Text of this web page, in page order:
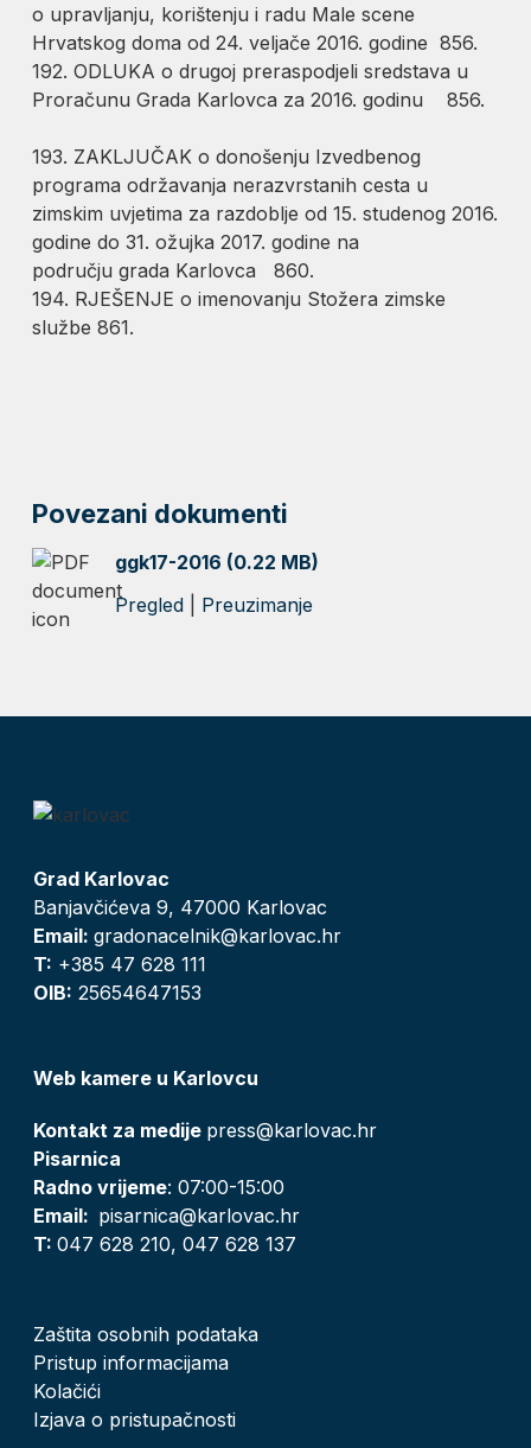
o upravljanju, korištenju i radu Male scene
Hrvatskog doma od 24. veljače 2016. godine 856.
192. ODLUKA o drugoj preraspodjeli sredstava u
Proračunu Grada Karlovca za 2016. godinu 856.
193. ZAKLJUČAK o donošenju Izvedbenog
programa održavanja nerazvrstanih cesta u
zimskim uvjetima za razdoblje od 15. studenog 2016.
godine do 31. ožujka 2017. godine na
području grada Karlovca 860.
194. RJEŠENJE o imenovanju Stožera zimske
službe 861.
Povezani dokumenti
ggk17-2016 (0.22 MB)
Pregled
Preuzimanje
Grad Karlovac
Banjavčićeva 9, 47000 Karlovac
Email: gradonacelnik@karlovac.hr
T: +385 47 628 111
OIB: 25654647153
Web kamere u Karlovcu
Kontakt za medije press@karlovac.hr
Pisarnica
Radno vrijeme: 07:00-15:00
Email: pisarnica@karlovac.hr
T: 047 628 210, 047 628 137
Zaštita osobnih podataka
Pristup informacijama
Kolačići
Izjava o pristupačnosti